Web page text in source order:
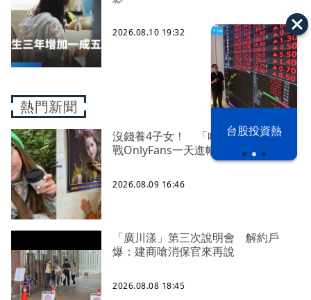
漢光42演習 台股投資熱
2026.08.10 19:32
熱門新聞
沒錢養4子女！ 「哈利波特」女星轉
戰OnlyFans一天進帳65萬
2026.08.09 16:46
「廣川漾」第三次說明會 解約戶
爆：建商嗆消保官來再說
2026.08.08 18:45